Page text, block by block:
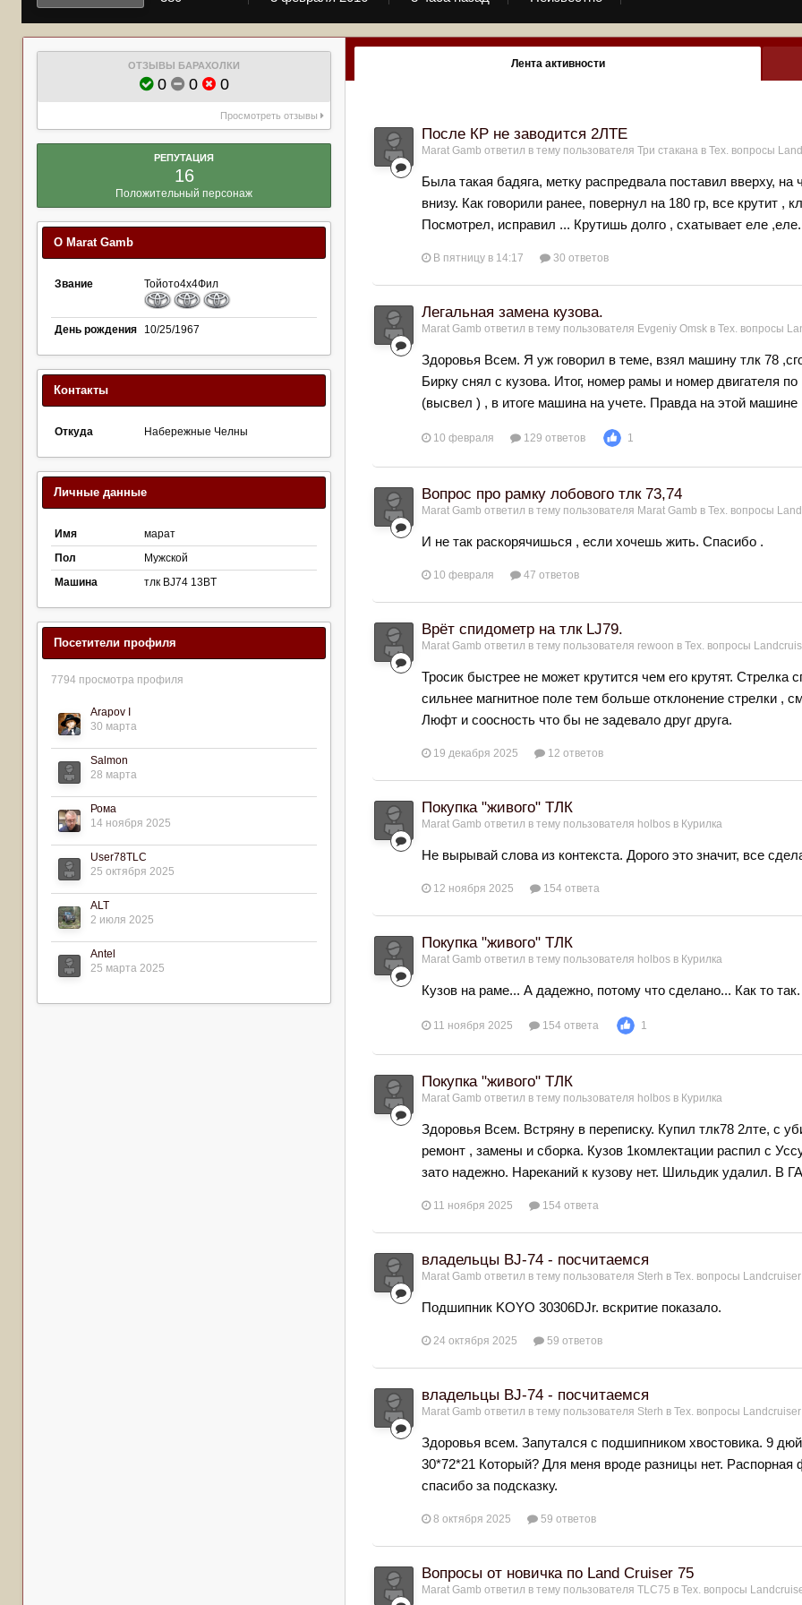
ОТЗЫВЫ БАРАХОЛКИ
0 0 0
Просмотреть отзывы
РЕПУТАЦИЯ
16
Положительный персонаж
О Marat Gamb
Звание Тойото4х4Фил
День рождения 10/25/1967
Контакты
Откуда Набережные Челны
Личные данные
Имя
марат
Пол
Мужской
Машина
тлк BJ74 13BT
Посетители профиля
7794 просмотра профиля
Arapov I
30 марта
Salmon
28 марта
Рома
14 ноября 2025
User78TLC
25 октября 2025
ALT
2 июля 2025
Antel
25 марта 2025
Лента активности
После КР не заводится 2ЛТЕ
Marat Gamb ответил в тему пользователя Три стакана в Тех. вопросы
Была такая бадяга, метку распредвала поставил вверху,
внизу. Как говорили ранее, повернул на 180 гр, все крутит ,
Посмотрел, исправил ... Крутишь долго , схатывает еле
В пятницу в 14:17 30 ответов
Легальная замена кузова.
Marat Gamb ответил в тему пользователя Evgeniy Omsk в Тех. вопросы
Здоровья Всем. Я уж говорил в теме, взял машину тлк 78
Бирку снял с кузова. Итог, номер рамы и номер двигателя
(высвел ) , в итоге машина на учете. Правда на этой
10 февраля 129 ответов 1
Вопрос про рамку лобового тлк 73,74
Marat Gamb ответил в тему пользователя Marat Gamb в Тех. вопросы
И не так раскорячишься , если хочешь жить. Спасибо .
10 февраля 47 ответов
Врёт спидометр на тлк LJ79.
Marat Gamb ответил в тему пользователя rewoon в Тех. вопросы
Тросик быстрее не может крутится чем его крутят.
сильнее магнитное поле тем больше отклонение стрелки ,
Люфт и соосность что бы не задевало друг друга.
19 декабря 2025 12 ответов
Покупка "живого" ТЛК
Marat Gamb ответил в тему пользователя holbos в Курилка
Не вырывай слова из контекста. Дорого это значит, все
12 ноября 2025 154 ответа
Покупка "живого" ТЛК
Marat Gamb ответил в тему пользователя holbos в Курилка
Кузов на раме... А дадежно, потому что сделано... Как то так.
11 ноября 2025 154 ответа 1
Покупка "живого" ТЛК
Marat Gamb ответил в тему пользователя holbos в Курилка
Здоровья Всем. Встряну в переписку. Купил тлк78 2лте, с
ремонт , замены и сборка. Кузов 1комлектации распил с
зато надежно. Нареканий к кузову нет. Шильдик удалил. В
11 ноября 2025 154 ответа
владельцы BJ-74 - посчитаемся
Marat Gamb ответил в тему пользователя Sterh в Тех. вопросы
Подшипник KOYO 30306DJr. вскритие показало.
24 октября 2025 59 ответов
владельцы BJ-74 - посчитаемся
Marat Gamb ответил в тему пользователя Sterh в Тех. вопросы
Здоровья всем. Запутался с подшипником хвостовика. 9
30*72*21 Который? Для меня вроде разницы нет. Распорная
спасибо за подсказку.
8 октября 2025 59 ответов
Вопросы от новичка по Land Cruiser 75
Marat Gamb ответил в тему пользователя TLC75 в Тех. вопросы